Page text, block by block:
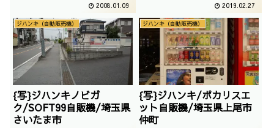
2008.01.09 2019.02.27
ジハンキ（自動販売機）
{写}ジハンキノビガ
ク/SOFT99自販機/埼玉県
さいたま市
ジハンキ（自動販売機）
{写}ジハンキ/ポカリスエ
ット自販機/埼玉県上尾市
仲町